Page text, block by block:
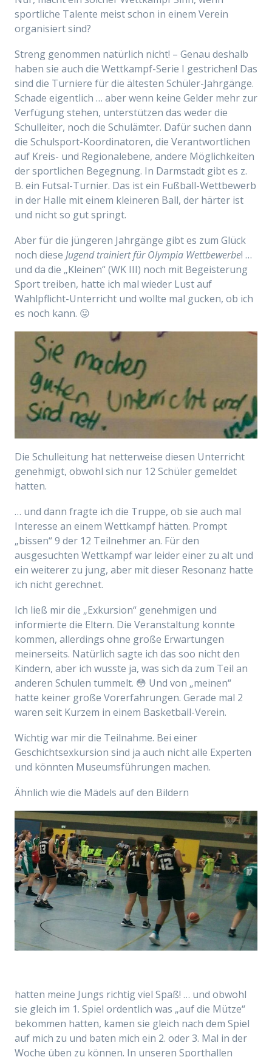
sportliche Talente meist schon in einem Verein
organisiert sind?
Streng genommen natürlich nicht! – Genau deshalb
haben sie auch die Wettkampf-Serie I gestrichen! Das
sind die Turniere für die ältesten Schüler-Jahrgänge.
Schade eigentlich … aber wenn keine Gelder mehr zur
Verfügung stehen, unterstützen das weder die
Schulleiter, noch die Schulämter. Dafür suchen dann
die Schulsport-Koordinatoren, die Verantwortlichen
auf Kreis- und Regionalebene, andere Möglichkeiten
der sportlichen Begegnung. In Darmstadt gibt es z.
B. ein Futsal-Turnier. Das ist ein Fußball-Wettbewerb
in der Halle mit einem kleineren Ball, der härter ist
und nicht so gut springt.
Aber für die jüngeren Jahrgänge gibt es zum Glück
noch diese Jugend trainiert für Olympia Wettbewerbe! …
und da die „Kleinen“ (WK III) noch mit Begeisterung
Sport treiben, hatte ich mal wieder Lust auf
Wahlpflicht-Unterricht und wollte mal gucken, ob ich
es noch kann. 😛
Die Schulleitung hat netterweise diesen Unterricht
genehmigt, obwohl sich nur 12 Schüler gemeldet
hatten.
… und dann fragte ich die Truppe, ob sie auch mal
Interesse an einem Wettkampf hätten. Prompt
„bissen“ 9 der 12 Teilnehmer an. Für den
ausgesuchten Wettkampf war leider einer zu alt und
ein weiterer zu jung, aber mit dieser Resonanz hatte
ich nicht gerechnet.
Ich ließ mir die „Exkursion“ genehmigen und
informierte die Eltern. Die Veranstaltung konnte
kommen, allerdings ohne große Erwartungen
meinerseits. Natürlich sagte ich das soo nicht den
Kindern, aber ich wusste ja, was sich da zum Teil an
anderen Schulen tummelt. 😳 Und von „meinen“
hatte keiner große Vorerfahrungen. Gerade mal 2
waren seit Kurzem in einem Basketball-Verein.
Wichtig war mir die Teilnahme. Bei einer
Geschichtsexkursion sind ja auch nicht alle Experten
und könnten Museumsführungen machen.
Ähnlich wie die Mädels auf den Bildern
hatten meine Jungs richtig viel Spaß! … und obwohl
sie gleich im 1. Spiel ordentlich was „auf die Mütze“
bekommen hatten, kamen sie gleich nach dem Spiel
auf mich zu und baten mich ein 2. oder 3. Mal in der
Woche üben zu können. In unseren Sporthallen